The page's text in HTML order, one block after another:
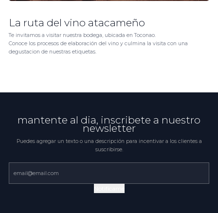
La ruta del vino atacameño
Te invitamos a visitar nuestra bodega, ubicada en Toconao.
Conoce los procesos de elaboración del vino y culmina la visita con una
degustacion de nuestras etiquetas.
mantente al dia, inscribete a nuestro
newsletter
Puedes agregar un texto o una descripción para incentivar a los clientes a
suscribirse.